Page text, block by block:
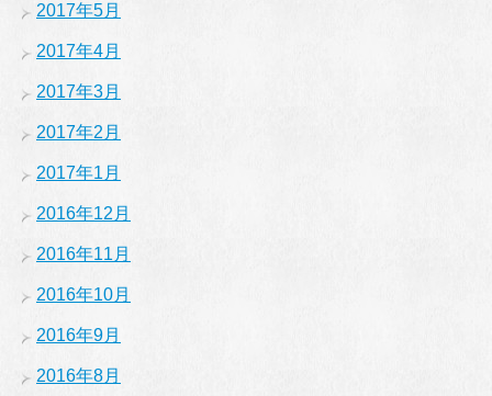
2017年5月
2017年4月
2017年3月
2017年2月
2017年1月
2016年12月
2016年11月
2016年10月
2016年9月
2016年8月